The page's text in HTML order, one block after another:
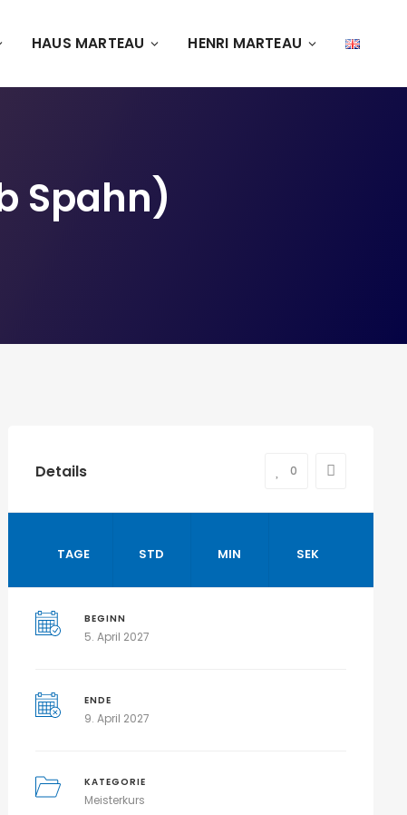
HAUS MARTEAU HENRI MARTEAU
Spahn)
Details 0
TAGE STD MIN SEK
BEGINN
5. April 2027
ENDE
9. April 2027
KATEGORIE
Meisterkurs